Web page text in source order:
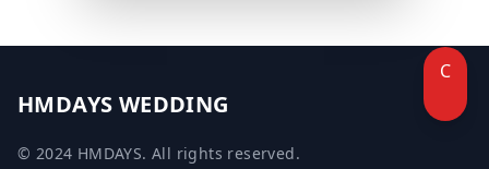
HMDAYS WEDDING
© 2024 HMDAYS. All rights reserved.
C